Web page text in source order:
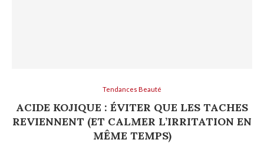
Tendances Beauté
ACIDE KOJIQUE : ÉVITER QUE LES TACHES
REVIENNENT (ET CALMER L’IRRITATION EN
MÊME TEMPS)